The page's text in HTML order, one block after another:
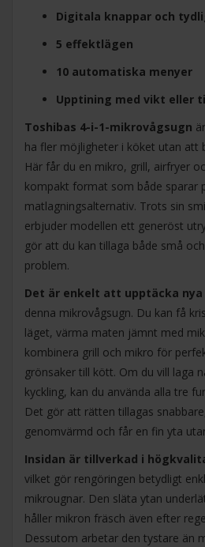
Digitala knappar och
5 effektlägen
10 automatiska menyer
Upptining med vikt eller
Toshibas 4-i-1-mikrovågsugn
ha fler möjligheter i köket utan att
Här får du en mikro, grill, airfryer
kompakt format som både sparar
matlagningsalternativ. Trots sin
erbjuder modellen ett generöst
gör att du kan tillaga både små
problem.
Det är enkelt att upptäcka
denna mikrovågsugn. Du kan få
läget, värma maten jämnt med
kombinera grill och mikro för
grönsaker till kött. Om du vill laga
kyckling, kan du använda alla tre
Det gör att rätten tillagas
genomvärmd och får en fin yta
Insidan är tillverkad i
vilket gör rengöringen betydligt
mikrougnar. Den släta ytan
håller mikron fräsch även efter
Dessutom arbetar den tystare än